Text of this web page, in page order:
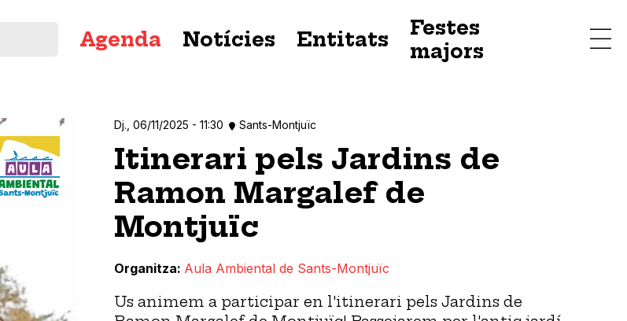
principal
Agenda Notícies Entitats
Festes
majors
Dj., 06/11/2025 - 11:30 Sants-Montjuïc
Itinerari pels Jardins de
Ramon Margalef de
Montjuïc
Organitza Aula Ambiental de Sants-Montjuïc
Us animem a participar en l'itinerari pels Jardins de